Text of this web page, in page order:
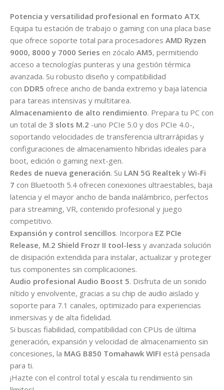
Potencia y versatilidad profesional en formato ATX.
Equipa tu estación de trabajo o gaming con una placa base
que ofrece soporte total para procesadores AMD Ryzen
9000, 8000 y 7000 Series en zócalo AM5, permitiendo
acceso a tecnologías punteras y una gestión térmica
avanzada. Su robusto diseño y compatibilidad
con DDR5 ofrece ancho de banda extremo y baja latencia
para tareas intensivas y multitarea.
Almacenamiento de alto rendimiento. Prepara tu PC con
un total de 3 slots M.2 -uno PCIe 5.0 y dos PCIe 4.0-,
soportando velocidades de transferencia ultrarrápidas y
configuraciones de almacenamiento híbridas ideales para
boot, edición o gaming next-gen.
Redes de nueva generación. Su LAN 5G Realtek y Wi-Fi
7 con Bluetooth 5.4 ofrecen conexiones ultraestables, baja
latencia y el mayor ancho de banda inalámbrico, perfectos
para streaming, VR, contenido profesional y juego
competitivo.
Expansión y control sencillos. Incorpora EZ PCIe
Release, M.2 Shield Frozr II tool-less y avanzada solución
de disipación extendida para instalar, actualizar y proteger
tus componentes sin complicaciones.
Audio profesional Audio Boost 5. Disfruta de un sonido
nítido y envolvente, gracias a su chip de audio aislado y
soporte para 7.1 canales, optimizado para experiencias
inmersivas y de alta fidelidad.
Si buscas fiabilidad, compatibilidad con CPUs de última
generación, expansión y velocidad de almacenamiento sin
concesiones, la MAG B850 Tomahawk WIFI está pensada
para ti.
¡Hazte con el control total y escala tu rendimiento sin